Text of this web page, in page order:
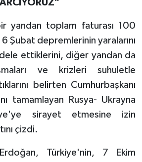
yandan toplam faturası 100
Şubat depremlerinin yaralarını
ettiklerini, diğer yandan da
ve krizleri suhuletle
belirten Cumhurbaşkanı
tamamlayan Rusya- Ukrayna
sirayet etmesine izin
çizdi.
Erdoğan, Türkiye'nin, 7 Ekim